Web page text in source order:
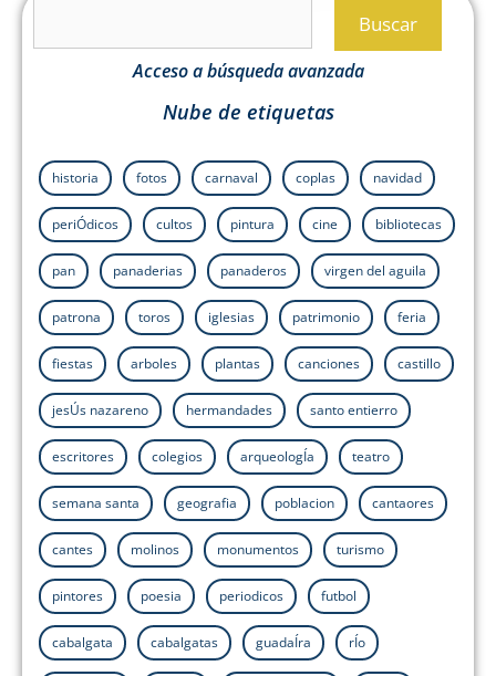
Buscar
Acceso a búsqueda avanzada
Nube de etiquetas
historia fotos carnaval coplas navidad
periÓdicos cultos pintura cine bibliotecas
pan panaderias panaderos virgen del aguila
patrona toros iglesias patrimonio feria
fiestas arboles plantas canciones castillo
jesÚs nazareno hermandades santo entierro
escritores colegios arqueologÍa teatro
semana santa geografia poblacion cantaores
cantes molinos monumentos turismo
pintores poesia periodicos futbol
cabalgata cabalgatas guadaÍra rÍo